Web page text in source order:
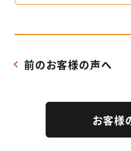
前のお客様の声へ
お客様